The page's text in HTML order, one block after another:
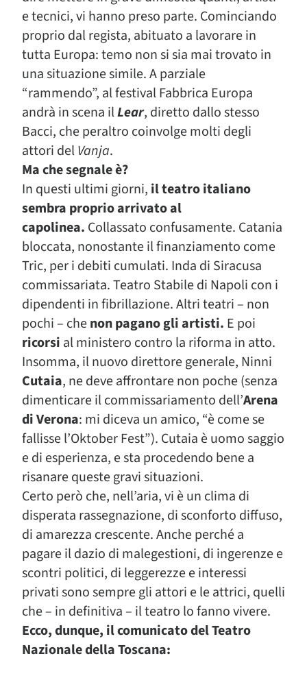
e tecnici, vi hanno preso parte. Cominciando
proprio dal regista, abituato a lavorare in
tutta Europa: temo non si sia mai trovato in
una situazione simile. A parziale
“rammendo”, al festival Fabbrica Europa
andrà in scena ilLear, diretto dallo stesso
Bacci, che peraltro coinvolge molti degli
attori delVanja.
Ma che segnale è?
In questi ultimi giorni, il teatro italiano
sembra proprio arrivato al
capolinea. Collassato confusamente. Catania
bloccata, nonostante il finanziamento come
Tric, per i debiti cumulati. Inda di Siracusa
commissariata. Teatro Stabile di Napoli con i
dipendenti in fibrillazione. Altri teatri – non
pochi – chenon pagano gli artisti. E poi
ricorsi al ministero contro la riforma in atto.
Insomma, il nuovo direttore generale, Ninni
Cutaia, ne deve affrontare non poche (senza
dimenticare il commissariamento dell’Arena
di Verona: mi diceva un amico, “è come se
fallisse l’Oktober Fest”). Cutaia è uomo saggio
e di esperienza, e sta procedendo bene a
risanare queste gravi situazioni.
Certo però che, nell’aria, vi è un clima di
disperata rassegnazione, di sconforto diffuso,
di amarezza crescente. Anche perché a
pagare il dazio di malegestioni, di ingerenze e
scontri politici, di leggerezze e interessi
privati sono sempre gli attori e le attrici, quelli
che – in definitiva – il teatro lo fanno vivere.
Ecco, dunque, il comunicato del Teatro
Nazionale della Toscana: